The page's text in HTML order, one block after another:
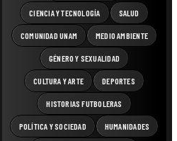
CIENCIA Y TECNOLOGÍA SALUD
COMUNIDAD UNAM MEDIO AMBIENTE
GÉNERO Y SEXUALIDAD
CULTURA Y ARTE DEPORTES
HISTORIAS FUTBOLERAS
POLÍTICA Y SOCIEDAD HUMANIDADES